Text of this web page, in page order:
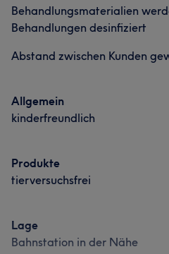
Behandlungsmaterialien
Behandlungen desinfiziert
Abstand zwischen Kunden
Allgemein
kinderfreundlich
Produkte
tierversuchsfrei
Lage
Bahnstation in der Nähe